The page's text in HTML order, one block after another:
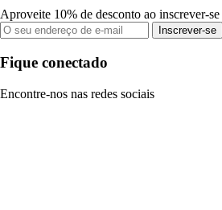
Aproveite 10% de desconto ao inscrever-
Inscrever-se
Fique conectado
Encontre-nos nas redes sociais